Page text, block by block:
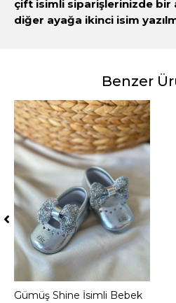
çift isimli siparişlerinizde bir
diğer ayağa ikinci isim
Benzer
Sepete Ekle
Gümüş Shine İsimli Bebek